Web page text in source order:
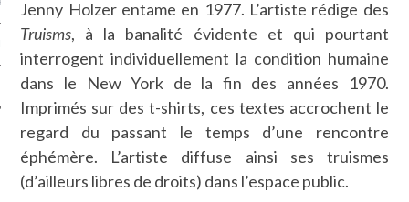
Jenny Holzer entame en 1977. L’artiste rédige des
Truisms, à la banalité évidente et qui pourtant
interrogent individuellement la condition humaine
dans le New York de la fin des années 1970.
Imprimés sur des t-shirts, ces textes accrochent le
regard du passant le temps d’une rencontre
éphémère. L’artiste diffuse ainsi ses truismes
(d’ailleurs libres de droits) dans l’espace public.